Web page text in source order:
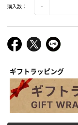
購入数：
ギフトラッピング